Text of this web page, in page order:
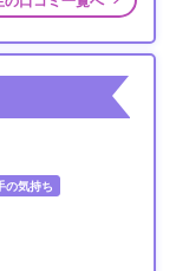
の気持ち